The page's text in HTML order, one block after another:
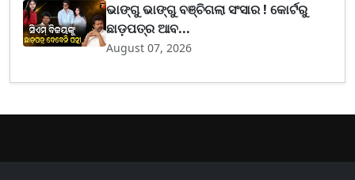
ଭାଙ୍ଗୁ ଭାଙ୍ଗୁ ବଞ୍ଚିଗଲା ସଂସାର ! କୋର୍ଟରୁ
ଛାଡ଼ପତ୍ର ଆବ...
August 07, 2026